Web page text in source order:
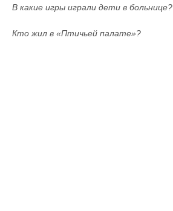
В какие игры играли дети в больнице?
Кто жил в «Птичьей палате»?